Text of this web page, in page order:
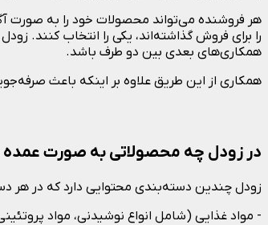
هر فروشنده می‌تواند محصولات خود را به صورت
را برای فروش گذاشته‌اند، یکی را انتخاب کنند.
همکاری‌های بعدی بین دو طرف باشد.
همکاری از این طریق علاوه بر اینکه باعث
در زودل چه محصولاتی به صورت
زودل چندین دسته‌بندی محتوایی دارد که در هر
- مواد غذایی (شامل انواع نوشیدنی، مواد